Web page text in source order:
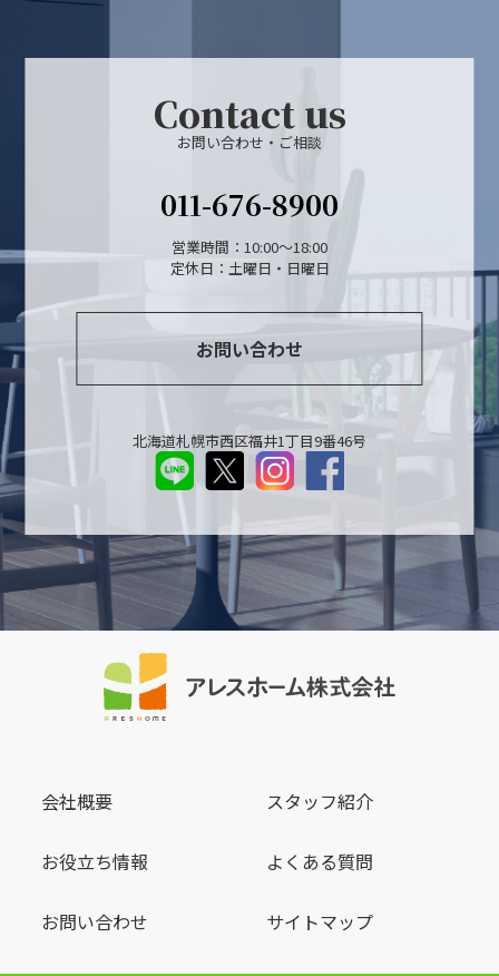
Contact us
お問い合わせ・ご相談
011-676-8900
営業時間：10:00～18:00
定休日：土曜日・日曜日
お問い合わせ
北海道札幌市西区福井1丁目9番46号
会社概要 スタッフ紹介
お役立ち情報 よくある質問
お問い合わせ サイトマップ